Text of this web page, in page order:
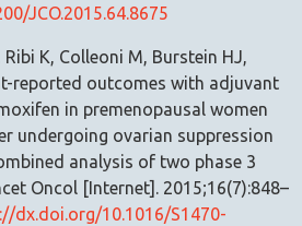
JCO.2015.64.8675
K, Colleoni M, Burstein HJ,
reported outcomes with adjuvant
in premenopausal women
undergoing ovarian suppression
analysis of two phase 3
Oncol [Internet]. 2015;16(7):848–
dx.doi.org/10.1016/S1470-